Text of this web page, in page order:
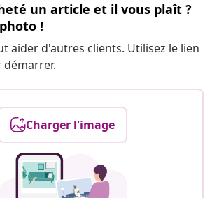
un article et il vous plaît ?
!
aider d'autres clients. Utilisez le lien
démarrer.
Charger l'image